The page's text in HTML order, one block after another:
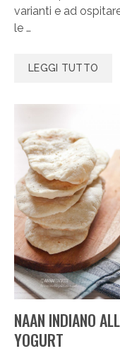
varianti e ad
le …
LEGGI TUTTO
NAAN INDIANO
YOGURT